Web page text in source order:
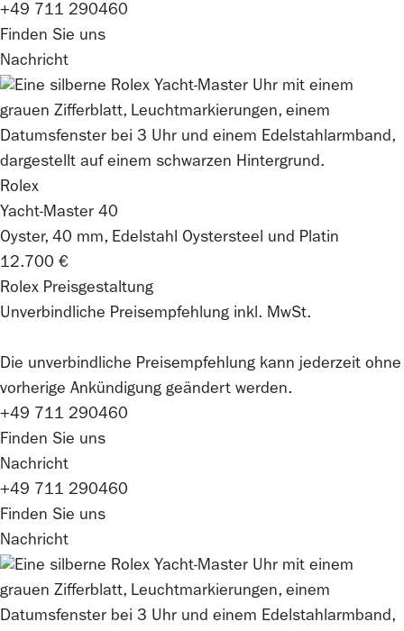
+49 711 290460
Finden Sie uns
Nachricht
Rolex
Yacht-Master 40
Oyster, 40 mm, Edelstahl Oystersteel und Platin
12.700 €
Rolex Preisgestaltung
Unverbindliche Preisempfehlung inkl. MwSt.
Die unverbindliche Preis­empfehlung kann jederzeit ohne
vorherige Ankündigung geändert werden.
+49 711 290460
Finden Sie uns
Nachricht
+49 711 290460
Finden Sie uns
Nachricht